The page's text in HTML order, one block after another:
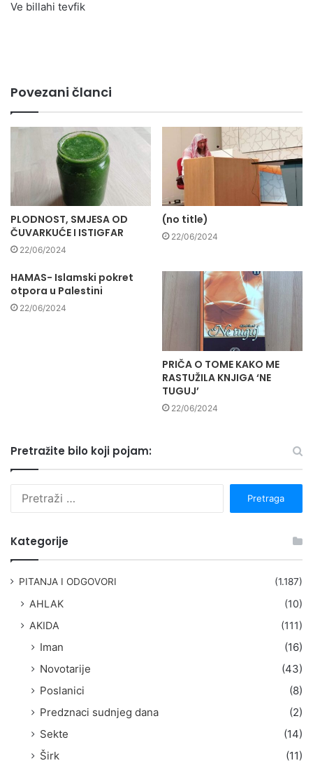
Ve billahi tevfik
Povezani članci
PLODNOST, SMJESA OD
ČUVARKUĆE I ISTIGFAR
22/06/2024
(no title)
22/06/2024
HAMAS- Islamski pokret
otpora u Palestini
22/06/2024
PRIČA O TOME KAKO ME
RASTUŽILA KNJIGA ‘NE
TUGUJ’
22/06/2024
Pretražite bilo koji pojam:
a
Kategorije
PITANJA I ODGOVORI (1.187)
AHLAK
(10)
AKIDA
(111)
Iman
(16)
Novotarije
(43)
Poslanici
(8)
Predznaci sudnjeg dana
(2)
Sekte
(14)
Širk
(11)